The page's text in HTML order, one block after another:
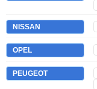
NISSAN
OPEL
PEUGEOT